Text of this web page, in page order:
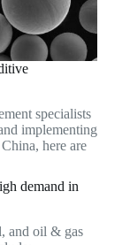
specialists
implementing
here are
demand in
and oil & gas